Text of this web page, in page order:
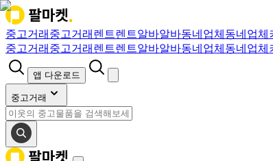
중고거래 중고거래 렌트렌트알바알바동네업체 동네업체
중고거래 중고거래 렌트렌트알바알바동네업체 동네업체
앱 다운로드
중고거래